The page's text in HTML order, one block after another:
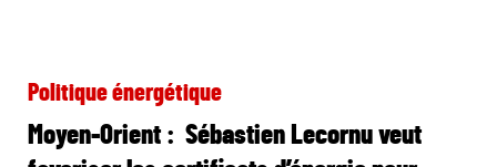
Politique énergétique
Moyen-Orient : Sébastien Lecornu veut